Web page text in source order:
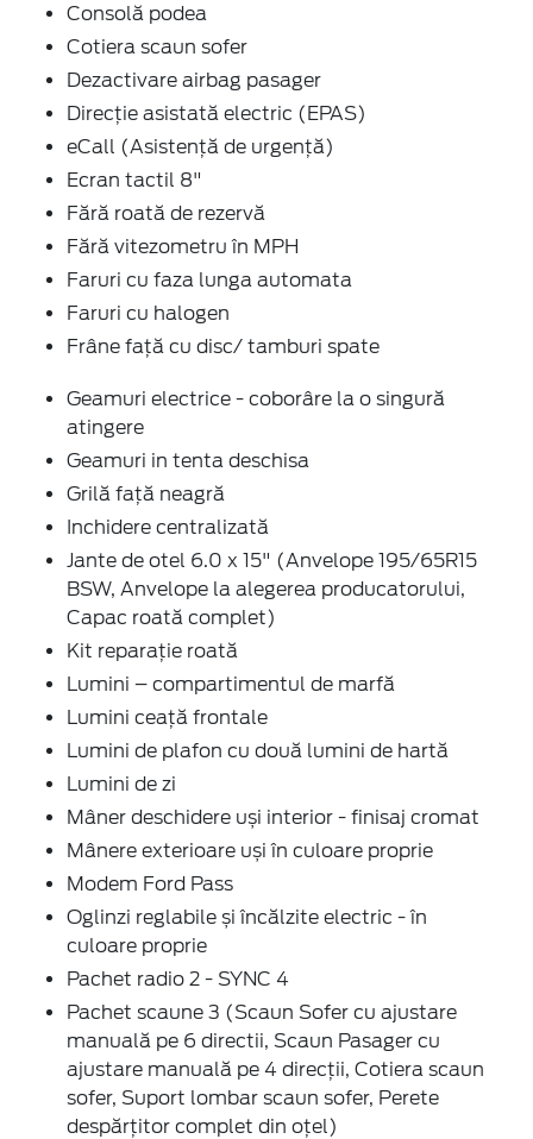
Consolă podea
Cotiera scaun sofer
Dezactivare airbag pasager
Direcție asistată electric (EPAS)
eCall (Asistență de urgență)
Ecran tactil 8"
Fără roată de rezervă
Fără vitezometru în MPH
Faruri cu faza lunga automata
Faruri cu halogen
Frâne față cu disc/ tamburi spate
Geamuri electrice - coborâre la o singură
atingere
Geamuri in tenta deschisa
Grilă față neagră
Inchidere centralizată
Jante de otel 6.0 x 15" (Anvelope 195/65R15
BSW, Anvelope la alegerea producatorului,
Capac roată complet)
Kit reparație roată
Lumini – compartimentul de marfă
Lumini ceață frontale
Lumini de plafon cu două lumini de hartă
Lumini de zi
Mâner deschidere uși interior - finisaj cromat
Mânere exterioare uși în culoare proprie
Modem Ford Pass
Oglinzi reglabile și încălzite electric - în
culoare proprie
Pachet radio 2 - SYNC 4
Pachet scaune 3 (Scaun Sofer cu ajustare
manuală pe 6 directii, Scaun Pasager cu
ajustare manuală pe 4 direcții, Cotiera scaun
sofer, Suport lombar scaun sofer, Perete
despărțitor complet din oțel)